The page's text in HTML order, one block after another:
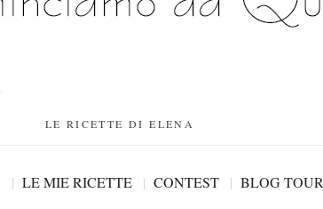
LE RICETTE DI ELENA
LE MIE RICETTE CONTEST BLOG TOUR